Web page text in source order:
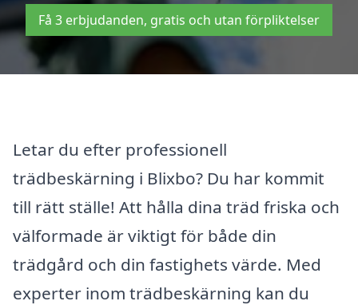
Få 3 erbjudanden, gratis och utan förpliktelser
Letar du efter professionell
trädbeskärning i Blixbo? Du har kommit
till rätt ställe! Att hålla dina träd friska och
välformade är viktigt för både din
trädgård och din fastighets värde. Med
experter inom trädbeskärning kan du